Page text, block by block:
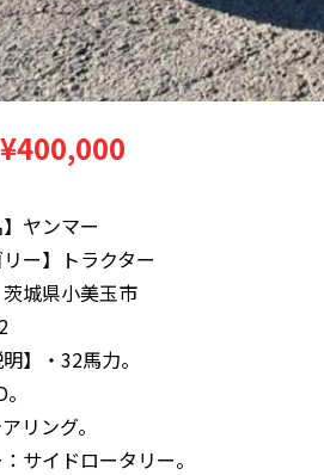
¥400,000
ヤンマー
ー】
トラクター
茨城県小美玉市
】
・32馬力。
リング。
サイドロータリー。